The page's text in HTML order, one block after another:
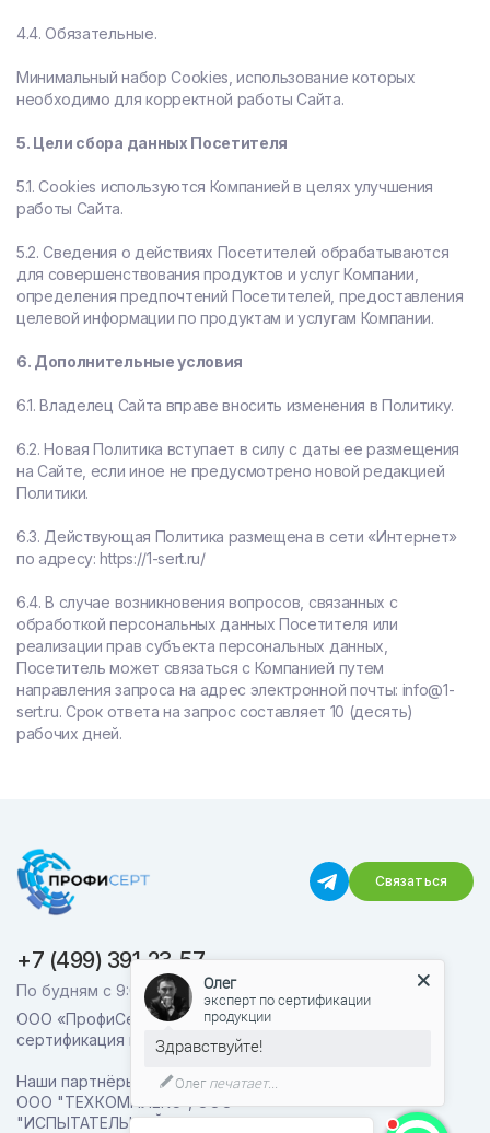
4.4. Обязательные.
Минимальный набор Cookies, использование которых
необходимо для корректной работы Сайта.
5. Цели сбора данных Посетителя
5.1. Cookies используются Компанией в целях улучшения
работы Сайта.
5.2. Сведения о действиях Посетителей обрабатываются
для совершенствования продуктов и услуг Компании,
определения предпочтений Посетителей, предоставления
целевой информации по продуктам и услугам Компании.
6. Дополнительные условия
6.1. Владелец Сайта вправе вносить изменения в Политику.
6.2. Новая Политика вступает в силу с даты ее размещения
на Сайте, если иное не предусмотрено новой редакцией
Политики.
6.3. Действующая Политика размещена в сети «Интернет»
по адресу: https://1-sert.ru/
6.4. В случае возникновения вопросов, связанных с
обработкой персональных данных Посетителя или
реализации прав субъекта персональных данных,
Посетитель может связаться с Компанией путем
направления запроса на адрес электронной почты: info@1-
sert.ru. Срок ответа на запрос составляет 10 (десять)
рабочих дней.
+7 (499) 391-23-57
По будням с 9:00 до 18:30
ООО «ПрофиСерт» - Профессиональная
сертификация продукции и услуг
Наши партнёры: ООО "СЕРТ ЭКСПЕРТ",
ООО "ТЕХКОМПЛЕКС", ООО
"ИСПЫТАТЕЛЬНЫЙ ЦЕНТР ВЕКТОР"
Связаться
Олег
эксперт по сертификации
продукции
Здравствуйте!
Олегпечатает...